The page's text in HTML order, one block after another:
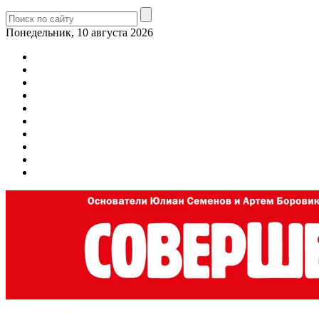
Понедельник, 10 августа 2026